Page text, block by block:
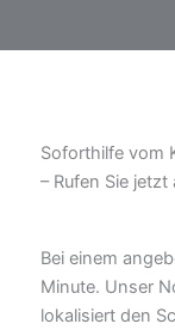
Soforthilfe vom
– Rufen Sie jetzt
Bei einem
Minute. Unser
lokalisiert den